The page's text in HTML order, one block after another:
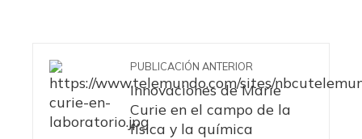
PUBLICACIÓN ANTERIOR
Innovaciones de Marie
Curie en el campo de la
física y la química